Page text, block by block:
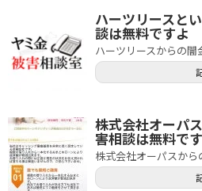
ハーツリースと
談は無料ですよ
ハーツリースからの闇
株式会社オーパ
害相談は無料で
株式会社オーパスから